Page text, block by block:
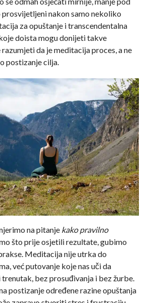
nakon samo nekoliko
za opuštanje i transcendentalna
doista mogu donijeti takve
da je meditacija proces, a ne
postizanje cilja.
na pitanje kako pravilno
što prije osjetili rezultate, gubimo
Meditacija nije utrka do
već putovanje koje nas uči da
bez prosuđivanja i bez žurbe.
postizanje određene razine opuštanja